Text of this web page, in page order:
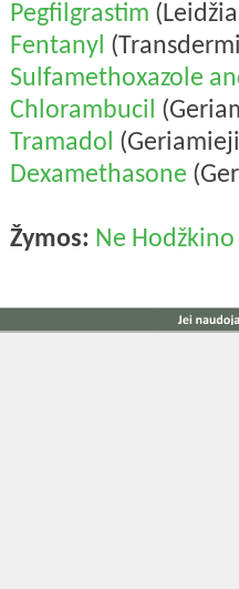
Pegfilgrastim
Fentanyl
Sulfamethoxazole
Chlorambucil
Tramadol
Dexamethasone
Žymos: Ne